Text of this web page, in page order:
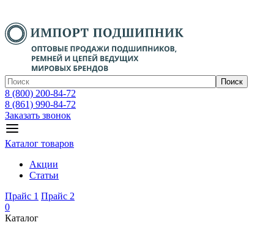
Поиск
8 (800) 200-84-72
8 (861) 990-84-72
Заказать звонок
Каталог товаров
Акции
Статьи
Прайс 1 Прайс 2
0
Каталог